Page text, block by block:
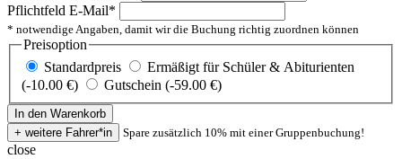
Pflichtfeld E-Mail*
* notwendige Angaben, damit wir die Buchung richtig zuordnen können
Preisoption
Standardpreis
Ermäßigt für Schüler & Abiturienten
(-10.00 €)
Gutschein (-59.00 €)
Spare zusätzlich 10% mit einer Gruppenbuchung!
close